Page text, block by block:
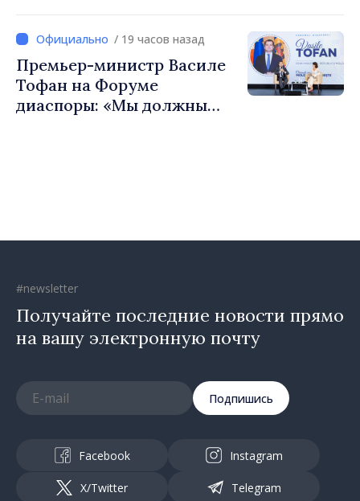
чтобы строить более
сильные сообщества»
/ 19 часов назад
Премьер-министр Василе
Тофан на Форуме
диаспоры: «Мы должны
#newsletter
Получайте последние новости прямо
на вашу электронную почту
Подпишись
Facebook Instagram
X/Twitter Telegram